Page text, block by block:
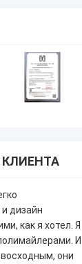
дизайн
как я хотел. Я
И
они